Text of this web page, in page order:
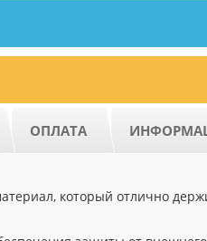
ОПЛАТА
который отлично